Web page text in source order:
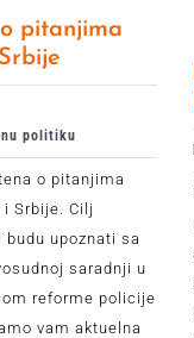
pitanjima
politiku
o pitanjima
Srbije. Cilj
upoznati sa
saradnji u
reforme policije
vam aktuelna